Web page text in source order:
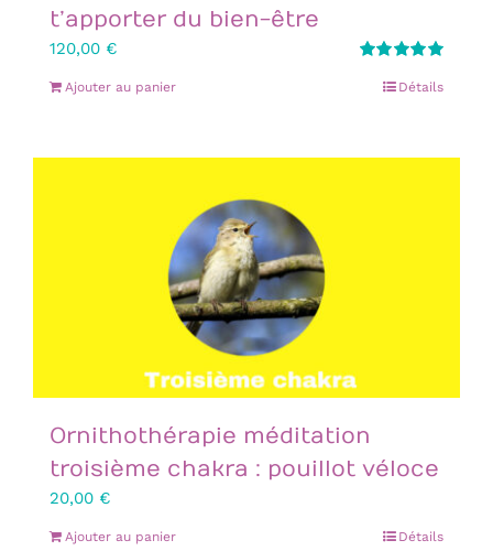
t’apporter du bien-être
sur 5
120,00 €
Ajouter au panier Détails
Ornithothérapie méditation
troisième chakra : pouillot véloce
20,00 €
Ajouter au panier Détails